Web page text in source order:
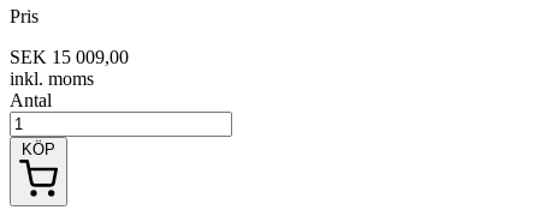
Pris
SEK 15 009,00
inkl. moms
Antal
KÖP